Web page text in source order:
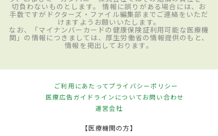
切負わないものとします。 情報に誤りがある場合には、お
手数ですがドクターズ・ファイル編集部までご連絡をいただ
けますようお願いいたします。
なお、「マイナンバーカードの健康保険証利用可能な医療機
関」の情報につきましては、厚生労働省の情報提供のもと、
情報を掲出しております。
ご利用にあたってプライバシーポリシー
医療広告ガイドラインについてお問い合わせ
運営会社
【医療機関の方】